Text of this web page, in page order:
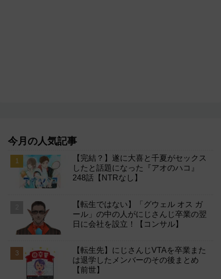
今月の人気記事
【完結？】遂に大喜と千夏がセックス
したと話題になった『アオのハコ』
248話【NTRなし】
【転生ではない】「グウェル オス ガ
ール」の中の人がにじさんじ卒業の翌
日に会社を設立！【コンサル】
【転生先】にじさんじVTAを卒業また
は退学したメンバーのその後まとめ
【前世】